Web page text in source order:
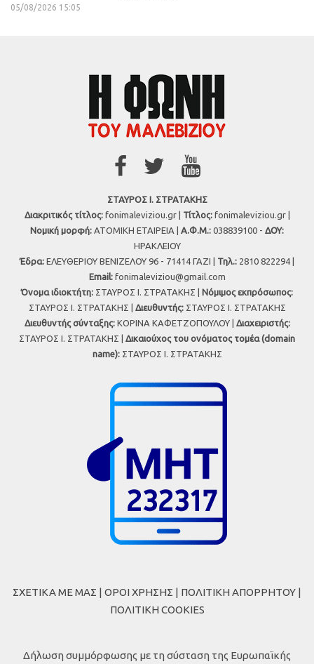
05/08/2026 15:05
ΣΤΑΥΡΟΣ Ι. ΣΤΡΑΤΑΚΗΣ
Διακριτικός τίτλος:fonimaleviziou.gr | Τίτλος:fonimaleviziou.gr |
Νομική μορφή: ΑΤΟΜΙΚΗ ΕΤΑΙΡΕΙΑ | Α.Φ.Μ.: 038839100 - ΔΟΥ:
ΗΡΑΚΛΕΙΟΥ
Έδρα: ΕΛΕΥΘΕΡΙΟΥ ΒΕΝΙΖΕΛΟΥ 96 - 71414 ΓΑΖΙ | Τηλ.: 2810 822294 |
Εmail: fonimaleviziou@gmail.com
Όνομα ιδιοκτήτη: ΣΤΑΥΡΟΣ Ι. ΣΤΡΑΤΑΚΗΣ | Νόμιμος εκπρόσωπος:
ΣΤΑΥΡΟΣ Ι. ΣΤΡΑΤΑΚΗΣ | Διευθυντής:ΣΤΑΥΡΟΣ Ι. ΣΤΡΑΤΑΚΗΣ
Διευθυντής σύνταξης:ΚΟΡΙΝΑ ΚΑΦΕΤΖΟΠΟΥΛΟΥ | Διαχειριστής:
ΣΤΑΥΡΟΣ Ι. ΣΤΡΑΤΑΚΗΣ | Δικαιούχος του ονόματος τομέα (domain
name):ΣΤΑΥΡΟΣ Ι. ΣΤΡΑΤΑΚΗΣ
ΣΧΕΤΙΚΑ ΜΕ ΜΑΣ | ΟΡΟΙ ΧΡΗΣΗΣ | ΠΟΛΙΤΙΚΗ ΑΠΟΡΡΗΤΟΥ |
ΠΟΛΙΤΙΚΗ COOKIES
Δήλωση συμμόρφωσης με τη σύσταση της Ευρωπαϊκής